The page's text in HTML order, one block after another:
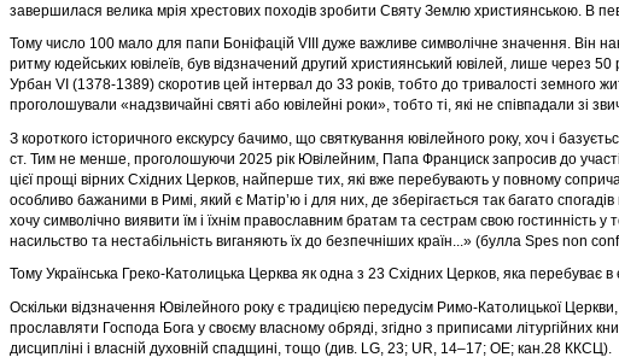
завершилася велика мрія хрестових походів зробити Святу Землю християнською. В
Тому число 100 мало для папи Боніфацій VIII дуже важливе символічне значення. Він
ритму юдейських ювілеїв, був відзначений другий християнський ювілей, лише через 50
Урбан VI (1378-1389) скоротив цей інтервал до 33 років, тобто до тривалості земного
проголошували «надзвичайні святі або ювілейні роки», тобто ті, які не співпадали зі
З короткого історичного екскурсу бачимо, що святкування ювілейного року, хоч і
ст. Тим не менше, проголошуючи 2025 рік Ювілейним, Папа Франциск запросив до
цієї прощі вірних Східних Церков, найперше тих, які вже перебувають у повному
особливо бажаними в Римі, який є Матір’ю і для них, де зберігається так багато
хочу символічно виявити їм і їхнім православним братам та сестрам свою
насильство та нестабільність виганяють їх до безпечніших країн...» (булла Spes non
Тому Українська Греко-Католицька Церква як одна з 23 Східних Церков, яка перебуває
Оскільки відзначення Ювілейного року є традицією передусім Римо-Католицької
прославляти Господа Бога у своєму власному обряді, згідно з приписами літургійних
дисципліні і власній духовній спадщині, тощо (див. LG, 23; UR, 14–17; OE; кан.28 ККСЦ).